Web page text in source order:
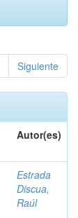
Siguiente
Autor(es)
Estrada
Discua,
Raúl